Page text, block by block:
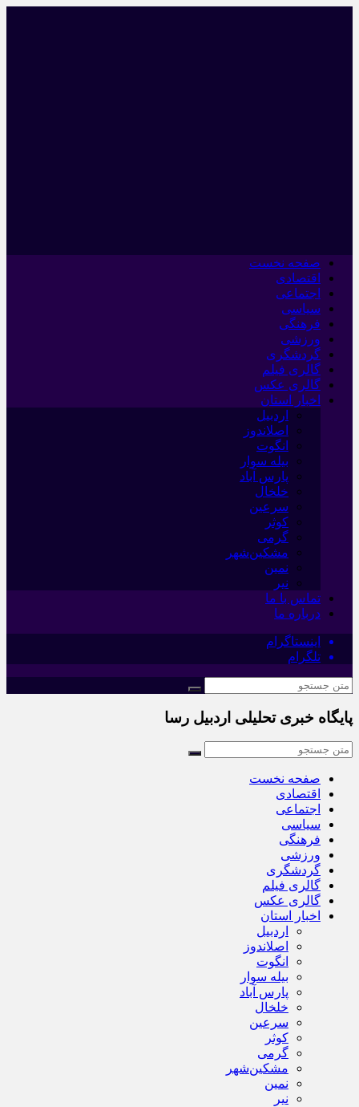
صفحه نخست
اقتصادی
اجتماعی
سیاسی
فرهنگی
ورزشی
گردشگری
گالری فیلم
گالری عکس
اخبار استان
اردبیل
اصلاندوز
انگوت
بیله سوار
پارس آباد
خلخال
سرعین
کوثر
گرمی
مشکین‌شهر
نمین
نیر
تماس با ما
درباره ما
اینستاگرام
تلگرام
پایگاه خبری تحلیلی اردبیل رسا
صفحه نخست
اقتصادی
اجتماعی
سیاسی
فرهنگی
ورزشی
گردشگری
گالری فیلم
گالری عکس
اخبار استان
اردبیل
اصلاندوز
انگوت
بیله سوار
پارس آباد
خلخال
سرعین
کوثر
گرمی
مشکین‌شهر
نمین
نیر